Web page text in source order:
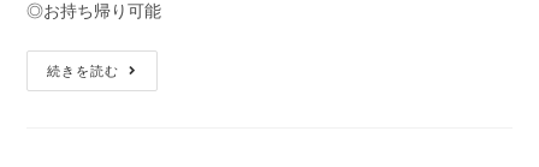
◎お持ち帰り可能
続きを読む